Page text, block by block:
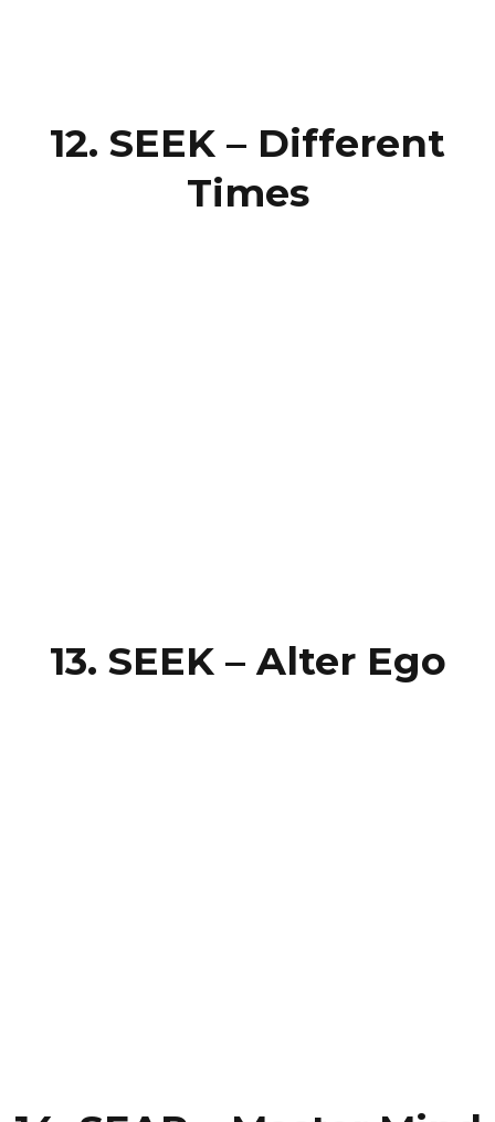
12. SEEK – Different
Times
13. SEEK – Alter Ego